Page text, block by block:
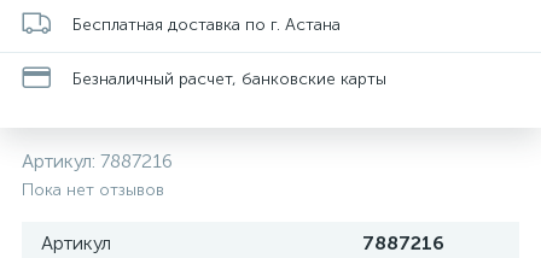
Бесплатная доставка по г. Астана
Безналичный расчет, банковские карты
Артикул: 7887216
Пока нет отзывов
Артикул
7887216